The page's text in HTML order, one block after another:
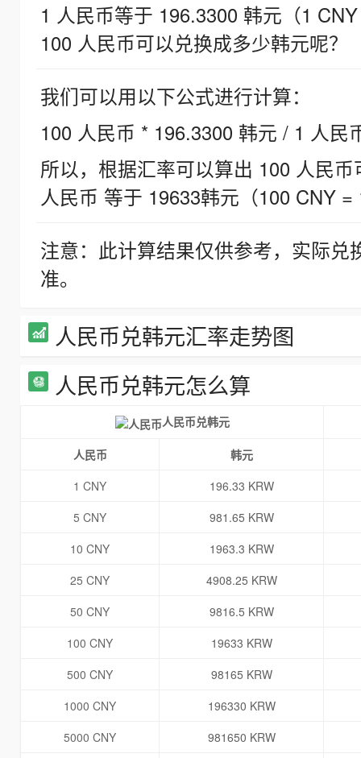
1 人民币等于 196.3300 韩元（1
100 人民币可以兑换成多少韩元呢？
我们可以用以下公式进行计算：
100 人民币 * 196.3300 韩元 / 1 人民
所以，根据汇率可以算出 100 人民
人民币 等于 19633韩元（100 CNY =
注意：此计算结果仅供参考，实际
准。
人民币兑韩元汇率走势图
人民币兑韩元怎么算
人民币兑韩元
人民币
韩元
1 CNY
196.33 KRW
5 CNY
981.65 KRW
10 CNY
1963.3 KRW
25 CNY
4908.25 KRW
50 CNY
9816.5 KRW
100 CNY
19633 KRW
500 CNY
98165 KRW
1000 CNY
196330 KRW
5000 CNY
981650 KRW